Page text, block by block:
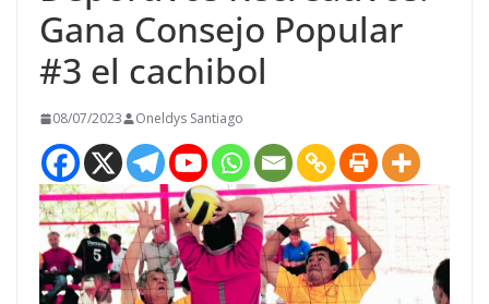
Gana Consejo Popular
#3 el cachibol
08/07/2023 Oneldys Santiago